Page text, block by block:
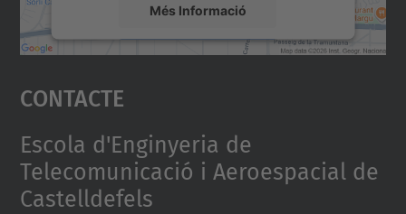
Més Informació
Accepta
powered by
Contacte
Escola d'Enginyeria de
Telecomunicació i Aeroespacial de
Castelldefels